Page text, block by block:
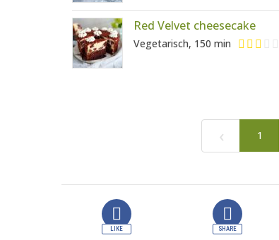
Red Velvet cheesecake
Vegetarisch, 150 min
‹ 1